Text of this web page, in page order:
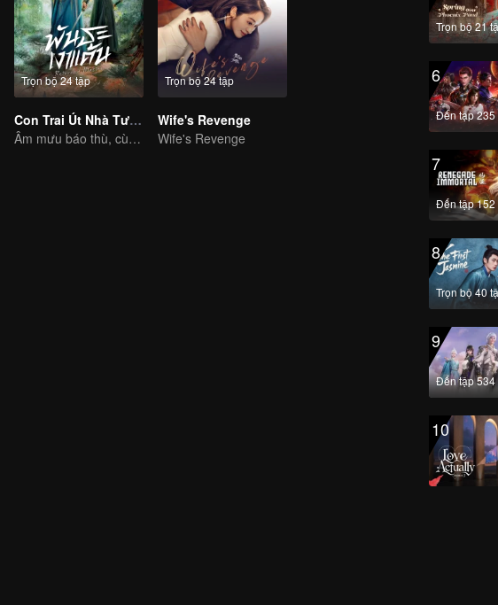
Trọn bộ 24 tập
Con Trai Út Nhà Tướng Quân (Bản Tiếng Thái)
Âm mưu báo thù, cùng kết tình nghĩa
Trọn bộ 24 tập
Wife's Revenge
Wife's Revenge
Trọn bộ 21
6
Đến tập 235
7
Đến tập 152
8
Trọn bộ 40
9
Đến tập 534
10